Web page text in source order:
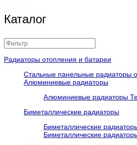
Каталог
Радиаторы отопления и батареи
Стальные панельные радиаторы
Алюминиевые радиаторы
Алюминиевые радиаторы
Биметаллические радиаторы
Биметаллические
Биметаллические